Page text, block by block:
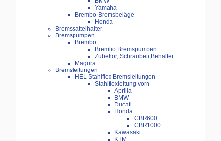
Yamaha
Brembo-Bremsbeläge
Honda
Bremssattelhalter
Bremspumpen
Brembo
Brembo Bremspumpen
Zubehör, Schrauben,Behälter
Magura
Bremsleitungen
HEL Stahlflex Bremsleitungen
Stahlflexleitung vorn
Aprilia
BMW
Ducati
Honda
CBR600
CBR1000
Kawasaki
KTM